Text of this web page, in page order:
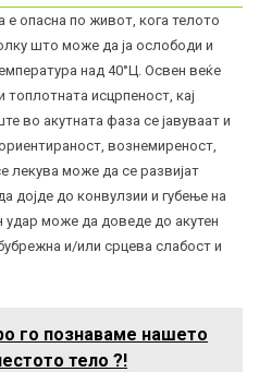
е опасна по живот, кога телото
што може да ја ослободи и
над 40°Ц. Освен веќе
исцрпеност, кај
во акутната фаза се јавуваат и
вознемиреност
лекува може да се развијат
дојде до конвулзии и губење на
удар може да доведе до акутен
и/или срцева слабост и
го познаваме нашето
тело ?!